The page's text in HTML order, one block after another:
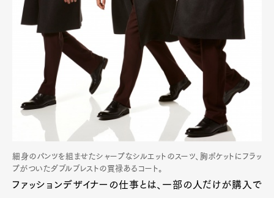
細身のパンツを組ませたシャープなシルエットのスーツ、胸ポケットにフラッ
プがついたダブルブレストの貫禄あるコート。
ファッションデザイナーの仕事とは、一部の人だけが購入で